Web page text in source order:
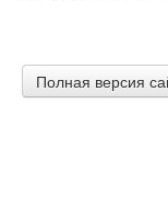
Полная версия